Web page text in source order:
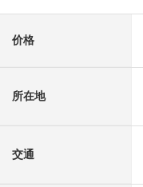
价格
所在地
交通